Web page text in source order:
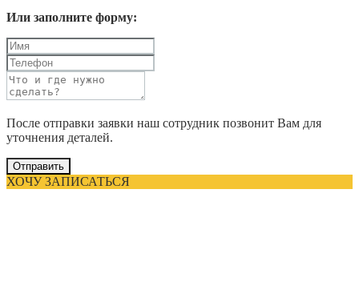
Или заполните форму:
После отправки заявки наш сотрудник позвонит Вам для
уточнения деталей.
Отправить
ХОЧУ ЗАПИСАТЬСЯ